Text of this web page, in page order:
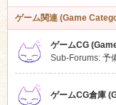
ゲーム関連 (Game
ゲームCG
Sub-Forums: 予
ゲームCG倉庫